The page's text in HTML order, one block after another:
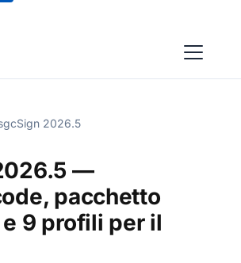
2026.5
—
pacchetto
e 9 profili per il